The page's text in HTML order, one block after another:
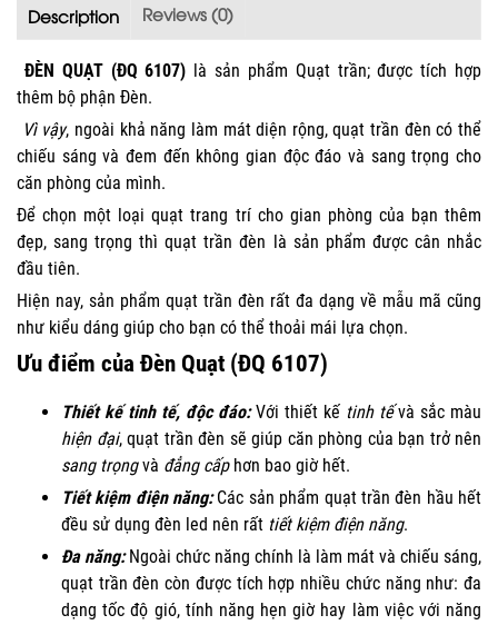
Description Reviews (0)
ĐÈN QUẠT (ĐQ 6107) là sản phẩm Quạt trần; được tích hợp
thêm bộ phận Đèn.
Vì vậy, ngoài khả năng làm mát diện rộng, quạt trần đèn có thể
chiếu sáng và đem đến không gian độc đáo và sang trọng cho
căn phòng của mình.
Để chọn một loại quạt trang trí cho gian phòng của bạn thêm
đẹp, sang trọng thì quạt trần đèn là sản phẩm được cân nhắc
đầu tiên.
Hiện nay, sản phẩm quạt trần đèn rất đa dạng về mẫu mã cũng
như kiểu dáng giúp cho bạn có thể thoải mái lựa chọn.
Ưu điểm của Đèn Quạt (ĐQ 6107)
Thiết kế tinh tế, độc đáo:Với thiết kế tinh tếvà sắc màu
hiện đại, quạt trần đèn sẽ giúp căn phòng của bạn trở nên
sang trọngvà đẳng cấphơn bao giờ hết.
Tiết kiệm điện năng:Các sản phẩm quạt trần đèn hầu hết
đều sử dụng đèn led nên rất tiết kiệm điện năng.
Đa năng: Ngoài chức năng chính là làm mát và chiếu sáng,
quạt trần đèn còn được tích hợp nhiều chức năng như: đa
dạng tốc độ gió, tính năng hẹn giờ hay làm việc với năng